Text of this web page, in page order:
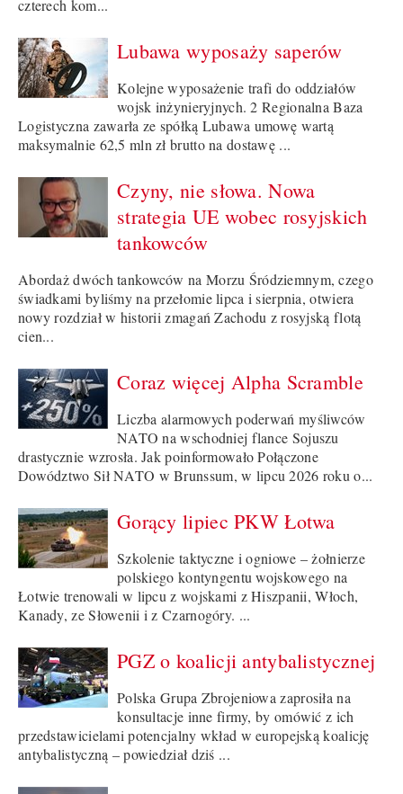
czterech kom...
Lubawa wyposaży saperów
Kolejne wyposażenie trafi do oddziałów
wojsk inżynieryjnych. 2 Regionalna Baza
Logistyczna zawarła ze spółką Lubawa umowę wartą
maksymalnie 62,5 mln zł brutto na dostawę ...
Czyny, nie słowa. Nowa
strategia UE wobec rosyjskich
tankowców
Abordaż dwóch tankowców na Morzu Śródziemnym, czego
świadkami byliśmy na przełomie lipca i sierpnia, otwiera
nowy rozdział w historii zmagań Zachodu z rosyjską flotą
cien...
Coraz więcej Alpha Scramble
Liczba alarmowych poderwań myśliwców
NATO na wschodniej flance Sojuszu
drastycznie wzrosła. Jak poinformowało Połączone
Dowództwo Sił NATO w Brunssum, w lipcu 2026 roku o...
Gorący lipiec PKW Łotwa
Szkolenie taktyczne i ogniowe – żołnierze
polskiego kontyngentu wojskowego na
Łotwie trenowali w lipcu z wojskami z Hiszpanii, Włoch,
Kanady, ze Słowenii i z Czarnogóry. ...
PGZ o koalicji antybalistycznej
Polska Grupa Zbrojeniowa zaprosiła na
konsultacje inne firmy, by omówić z ich
przedstawicielami potencjalny wkład w europejską koalicję
antybalistyczną – powiedział dziś ...